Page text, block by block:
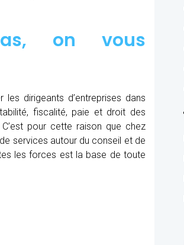
on vous
dirigeants d’entreprises dans
fiscalité, paie et droit des
pour cette raison que chez
services autour du conseil et de
les forces est la base de toute